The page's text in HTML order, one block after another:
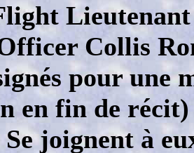
Collis
pour
en fin de
joignent à